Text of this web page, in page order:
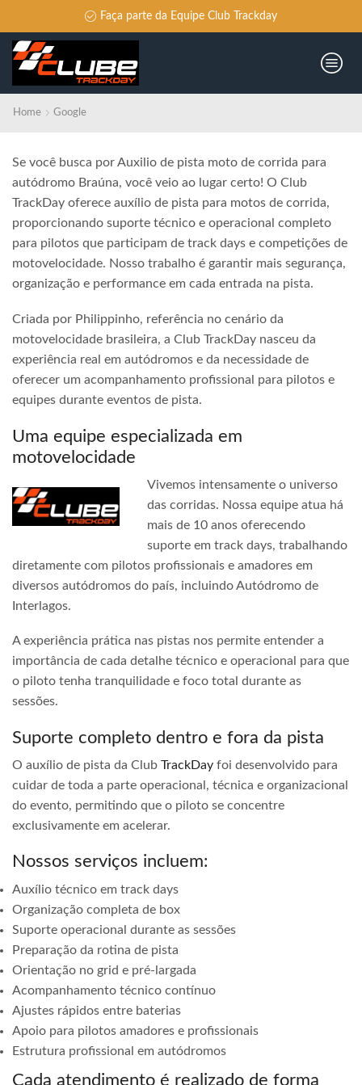
Faça parte da Equipe Club Trackday
Home Google
Se você busca por Auxilio de pista moto de corrida para
autódromo Braúna, você veio ao lugar certo! O Club
TrackDay oferece auxílio de pista para motos de corrida,
proporcionando suporte técnico e operacional completo
para pilotos que participam de track days e competições de
motovelocidade. Nosso trabalho é garantir mais segurança,
organização e performance em cada entrada na pista.
Criada por Philippinho, referência no cenário da
motovelocidade brasileira, a Club TrackDay nasceu da
experiência real em autódromos e da necessidade de
oferecer um acompanhamento profissional para pilotos e
equipes durante eventos de pista.
Uma equipe especializada em
motovelocidade
Vivemos intensamente o universo
das corridas. Nossa equipe atua há
mais de 10 anos oferecendo
suporte em track days, trabalhando
diretamente com pilotos profissionais e amadores em
diversos autódromos do país, incluindo Autódromo de
Interlagos.
A experiência prática nas pistas nos permite entender a
importância de cada detalhe técnico e operacional para que
o piloto tenha tranquilidade e foco total durante as
sessões.
Suporte completo dentro e fora da pista
O auxílio de pista da Club TrackDay foi desenvolvido para
cuidar de toda a parte operacional, técnica e organizacional
do evento, permitindo que o piloto se concentre
exclusivamente em acelerar.
Nossos serviços incluem:
Auxílio técnico em track days
Organização completa de box
Suporte operacional durante as sessões
Preparação da rotina de pista
Orientação no grid e pré-largada
Acompanhamento técnico contínuo
Ajustes rápidos entre baterias
Apoio para pilotos amadores e profissionais
Estrutura profissional em autódromos
Cada atendimento é realizado de forma